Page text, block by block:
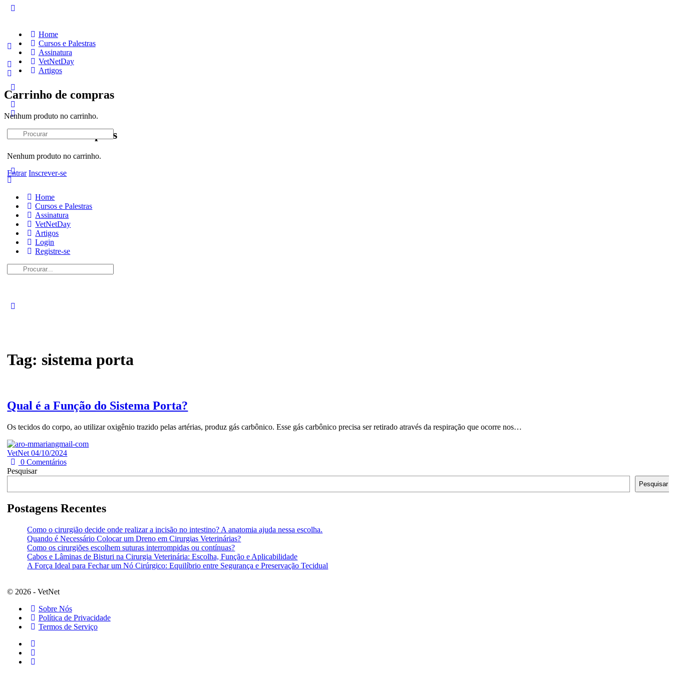
Home
Cursos e Palestras
Assinatura
VetNetDay
Artigos
Carrinho de compras
Nenhum produto no carrinho.
Entrar Inscrever-se
Carrinho de compras
Nenhum produto no carrinho.
Procurar:
Home
Cursos e Palestras
Assinatura
VetNetDay
Artigos
Login
Registre-se
Procurar:
Tag: sistema porta
Qual é a Função do Sistema Porta?
Os tecidos do corpo, ao utilizar oxigênio trazido pelas artérias, produz gás carbônico. Esse gás carbônico precisa ser retirado através da respiração que ocorre nos…
VetNet04/10/2024
0 Comentários
Pesquisar
Pesquisar
Postagens Recentes
Como o cirurgião decide onde realizar a incisão no intestino? A anatomia ajuda nessa escolha.
Quando é Necessário Colocar um Dreno em Cirurgias Veterinárias?
Como os cirurgiões escolhem suturas interrompidas ou contínuas?
Cabos e Lâminas de Bisturi na Cirurgia Veterinária: Escolha, Função e Aplicabilidade
A Força Ideal para Fechar um Nó Cirúrgico: Equilíbrio entre Segurança e Preservação Tecidual
© 2026 - VetNet
Sobre Nós
Política de Privacidade
Termos de Serviço